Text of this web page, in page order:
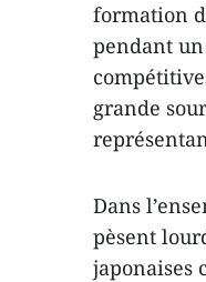
formation
pendant
grande
Dans
pèsent
japonaises